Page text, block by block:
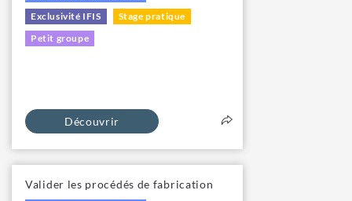
Exclusivité IFIS
Stage pratique
Petit groupe
Découvrir
Valider les procédés de fabrication